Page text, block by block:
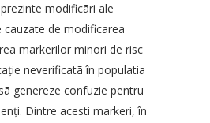
modificãri ale
cauzate de modificarea
markerilor minori de risc
neverificatã în populatia
genereze confuzie pentru
Dintre acesti markeri, în